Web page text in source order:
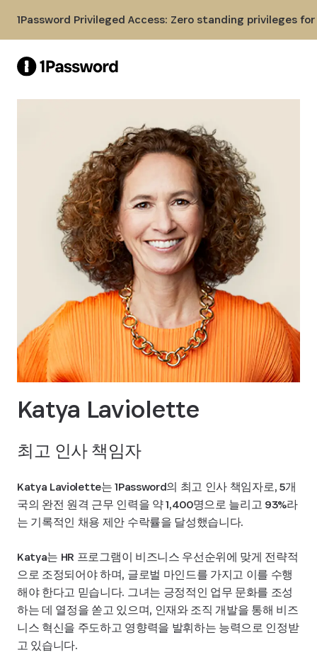
1Password Privileged Access: Zero standing privileges
Katya Laviolette
최고 인사 책임자
Katya Laviolette는 1Password의 최고 인사 책임자로, 5개
국의 완전 원격 근무 인력을 약 1,400명으로 늘리고 93%라
는 기록적인 채용 제안 수락률을 달성했습니다.
Katya는 HR 프로그램이 비즈니스 우선순위에 맞게 전략적
으로 조정되어야 하며, 글로벌 마인드를 가지고 이를 수행
해야 한다고 믿습니다. 그녀는 긍정적인 업무 문화를 조성
하는 데 열정을 쏟고 있으며, 인재와 조직 개발을 통해 비즈
니스 혁신을 주도하고 영향력을 발휘하는 능력으로 인정받
고 있습니다.